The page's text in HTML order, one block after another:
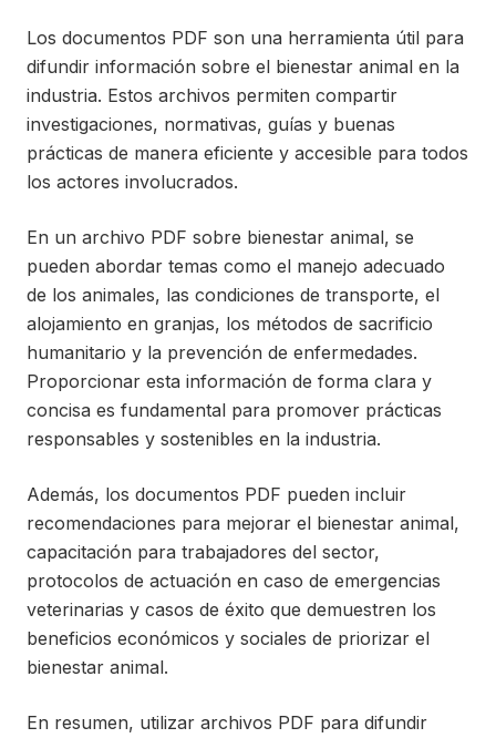
Los documentos PDF son una herramienta útil para
difundir información sobre el bienestar animal en la
industria. Estos archivos permiten compartir
investigaciones, normativas, guías y buenas
prácticas de manera eficiente y accesible para todos
los actores involucrados.
En un archivo PDF sobre bienestar animal, se
pueden abordar temas como el manejo adecuado
de los animales, las condiciones de transporte, el
alojamiento en granjas, los métodos de sacrificio
humanitario y la prevención de enfermedades.
Proporcionar esta información de forma clara y
concisa es fundamental para promover prácticas
responsables y sostenibles en la industria.
Además, los documentos PDF pueden incluir
recomendaciones para mejorar el bienestar animal,
capacitación para trabajadores del sector,
protocolos de actuación en caso de emergencias
veterinarias y casos de éxito que demuestren los
beneficios económicos y sociales de priorizar el
bienestar animal.
En resumen, utilizar archivos PDF para difundir